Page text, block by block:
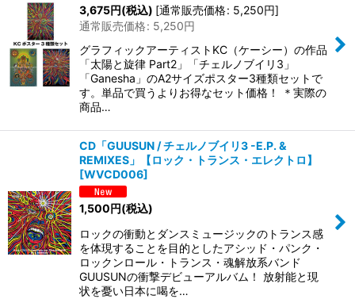
在庫あり
並び順:
3,675円(税込) [通常販売価格: 5,250円]
通常販売価格: 5,250円
グラフィックアーティストKC（ケーシー）の作品
「太陽と旋律 Part2」「チェルノブイリ3」
「Ganesha」のA2サイズポスター3種類セットで
す。単品で買うよりお得なセット価格！ ＊実際の
商品…
CD「GUUSUN / チェルノブイリ3 -E.P. &
REMIXES」【ロック・トランス・エレクトロ】
[WVCD006]
1,500円(税込)
ロックの衝動とダンスミュージックのトランス感
を体現することを目的としたアシッド・パンク・
ロックンロール・トランス・魂解放系バンド
GUUSUNの衝撃デビューアルバム！ 放射能と現
状を憂い日本に喝を…